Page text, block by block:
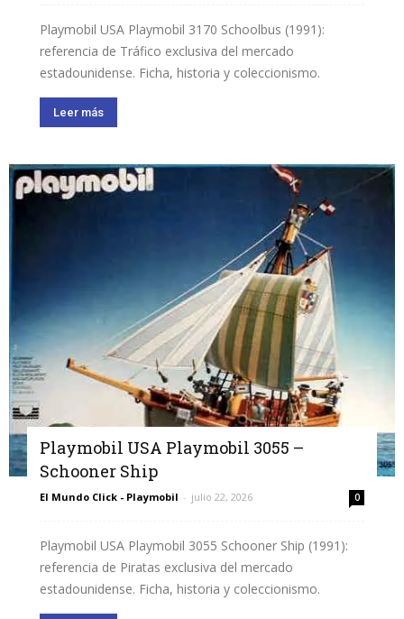
Playmobil USA Playmobil 3170 Schoolbus (1991):
referencia de Tráfico exclusiva del mercado
estadounidense. Ficha, historia y coleccionismo.
Leer más
Playmobil USA Playmobil 3055 –
Schooner Ship
El Mundo Click - Playmobil - julio 22, 2026 0
Playmobil USA Playmobil 3055 Schooner Ship (1991):
referencia de Piratas exclusiva del mercado
estadounidense. Ficha, historia y coleccionismo.